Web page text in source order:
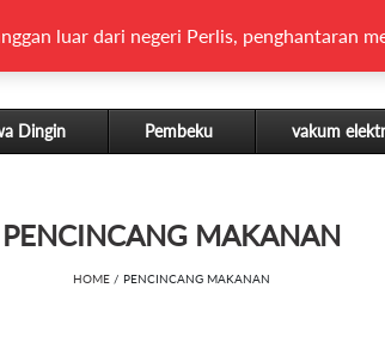
Dingin Pembeku vakum
PENCINCANG MAKANAN
HOME/ PENCINCANG MAKANAN
luar dari negeri Perlis, penghantaran